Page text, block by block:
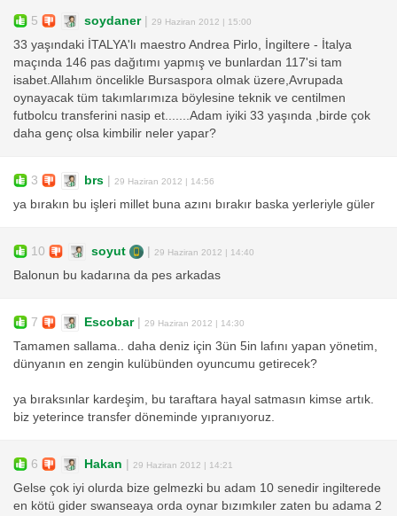
5 soydaner| 29 Haziran 2012 | 15:00
33 yaşındaki İTALYA'lı maestro Andrea Pirlo, İngiltere - İtalya
maçında 146 pas dağıtımı yapmış ve bunlardan 117'si tam
isabet.Allahım öncelikle Bursaspora olmak üzere,Avrupada
oynayacak tüm takımlarımıza böylesine teknik ve centilmen
futbolcu transferini nasip et.......Adam iyiki 33 yaşında ,birde çok
daha genç olsa kimbilir neler yapar?
3 brs | 29 Haziran 2012 | 14:56
ya bırakın bu işleri millet buna azını bırakır baska yerleriyle güler
10 soyut | 29 Haziran 2012 | 14:40
Balonun bu kadarına da pes arkadas
7 Escobar| 29 Haziran 2012 | 14:30
Tamamen sallama.. daha deniz için 3ün 5in lafını yapan yönetim,
dünyanın en zengin kulübünden oyuncumu getirecek?
ya bıraksınlar kardeşim, bu taraftara hayal satmasın kimse artık.
biz yeterince transfer döneminde yıpranıyoruz.
6 Hakan | 29 Haziran 2012 | 14:21
Gelse çok iyi olurda bize gelmezki bu adam 10 senedir ingilterede
en kötü gider swanseaya orda oynar bızımkıler zaten bu adama 2